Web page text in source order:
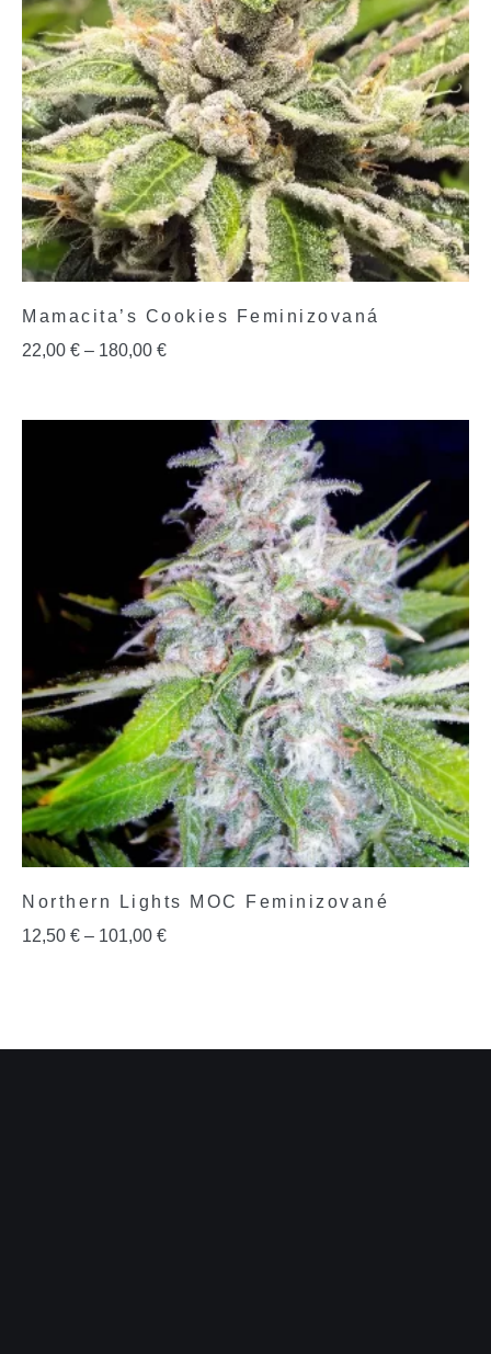
Mamacita’s Cookies Feminizovaná
22,00 € – 180,00 €
Northern Lights MOC Feminizované
12,50 € – 101,00 €